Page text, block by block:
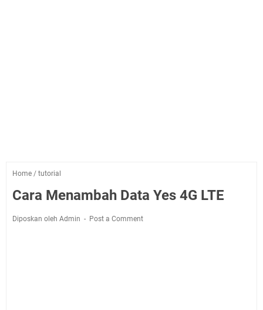
Home / tutorial
Cara Menambah Data Yes 4G LTE
Diposkan oleh Admin Post a Comment